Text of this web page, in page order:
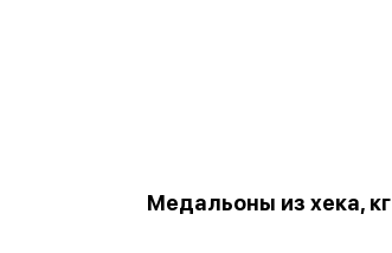
Медальоны из хека, кг